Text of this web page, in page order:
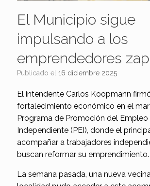
El Municipio sigue
impulsando a los
emprendedores
Publicado el 16 diciembre 2025
El intendente Carlos Koopmann
fortalecimiento económico en el
Programa de Promoción del Empleo
Independiente (PEI), donde el
acompañar a trabajadores
buscan reformar su emprendimiento.
La semana pasada, una nueva